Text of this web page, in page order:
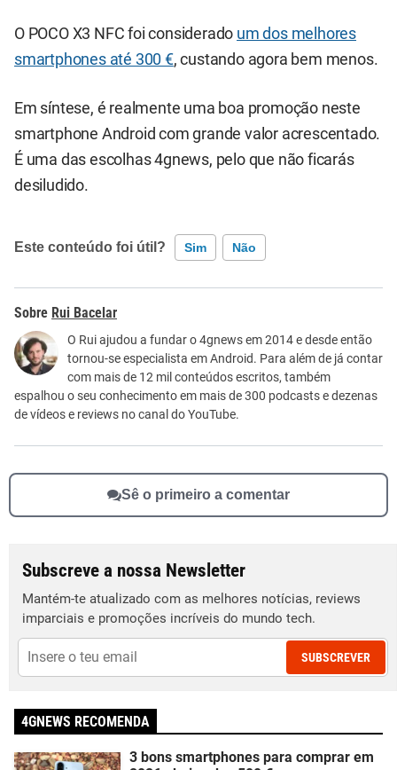
O POCO X3 NFC foi considerado um dos melhores
smartphones até 300 €, custando agora bem menos.
Em síntese, é realmente uma boa promoção neste
smartphone Android com grande valor acrescentado.
É uma das escolhas 4gnews, pelo que não ficarás
desiludido.
Este conteúdo foi útil? Sim Não
Este conteúdo contém informação incorreta
Este conteúdo não tem a informação que procuro
Outro
Rui Bacelar
O Rui ajudou a fundar o 4gnews em 2014 e desde então
tornou-se especialista em Android. Para além de já contar
com mais de 12 mil conteúdos escritos, também
espalhou o seu conhecimento em mais de 300 podcasts e dezenas
de vídeos e reviews no canal do YouTube.
Sê o primeiro a comentar
Subscreve a nossa Newsletter
Mantém-te atualizado com as melhores notícias, reviews
imparciais e promoções incríveis do mundo tech.
SUBSCREVER
4GNEWS RECOMENDA
3 bons smartphones para comprar em